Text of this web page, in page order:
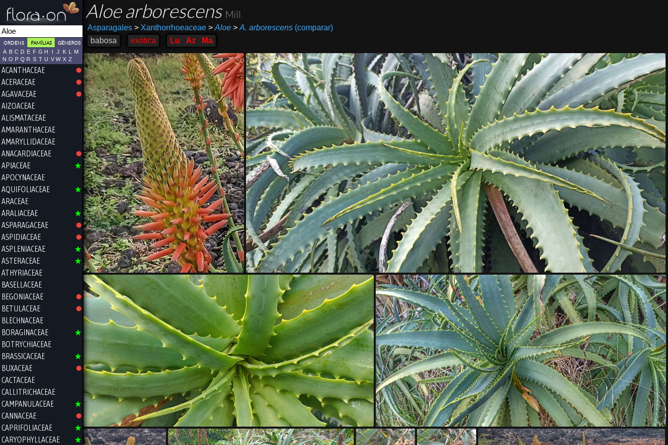
ORDENS FAMÍLIAS GÉNEROS
A B C D E F G H I J K L
M
N O P Q R S T U V W X Z
ACANTHACEAE
ACERACEAE
AGAVACEAE
AIZOACEAE
ALISMATACEAE
AMARANTHACEAE
AMARYLLIDACEAE
ANACARDIACEAE
APIACEAE
APOCYNACEAE
AQUIFOLIACEAE
ARACEAE
ARALIACEAE
ASPARAGACEAE
ASPIDIACEAE
ASPLENIACEAE
ASTERACEAE
ATHYRIACEAE
BASELLACEAE
BEGONIACEAE
BETULACEAE
BLECHNACEAE
BORAGINACEAE
BOTRYCHIACEAE
BRASSICACEAE
BUXACEAE
CACTACEAE
CALLITRICHACEAE
CAMPANULACEAE
CANNACEAE
CAPRIFOLIACEAE
CARYOPHYLLACEAE
Aloe arborescens Mill.
Asparagales >Xanthorrhoeaceae > Aloe > A. arborescens(comparar)
babosa
exótica Lu Az Ma